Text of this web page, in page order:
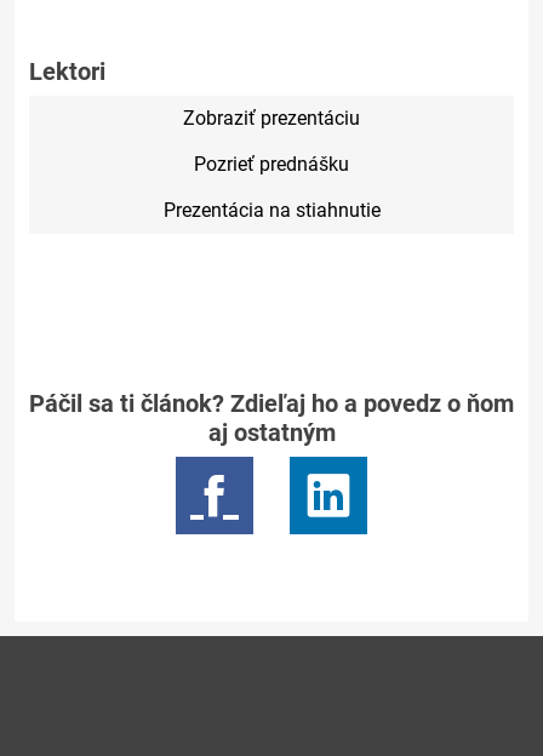
Lektori
Zobraziť prezentáciu
Pozrieť prednášku
Prezentácia na stiahnutie
Páčil sa ti článok? Zdieľaj ho a povedz o ňom
aj ostatným